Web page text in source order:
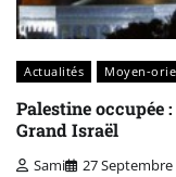
Actualités Moyen-
Palestine occupée
Grand Israël
Sami 27 Septembre